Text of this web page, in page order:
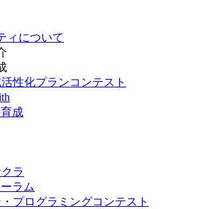
ィについて
性化プランコンテスト
成
ラ
ラム
プログラミングコンテスト